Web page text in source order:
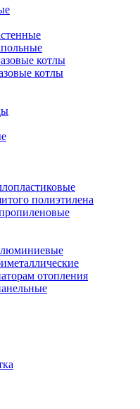
котлы
котлы
полиэтилена
отопления